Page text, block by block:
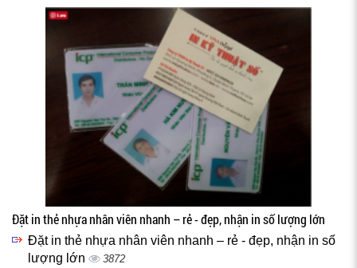
Đặt in thẻ nhựa nhân viên nhanh – rẻ - đẹp, nhận in số lượng lớn
Đặt in thẻ nhựa nhân viên nhanh – rẻ - đẹp, nhận in số
lượng lớn
3872